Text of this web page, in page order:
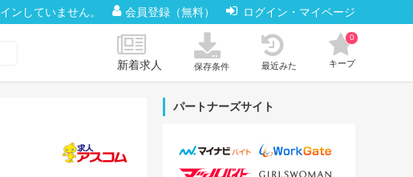
ンしていません。 会員登録（無料） ログイン・マイページ
新着求人 保存条件 最近みた キープ
0
パートナーズサイト